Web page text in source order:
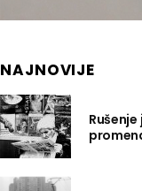
NAJNOVIJE